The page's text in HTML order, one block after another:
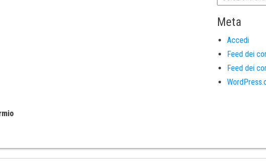
Meta
Accedi
Feed dei
Feed dei